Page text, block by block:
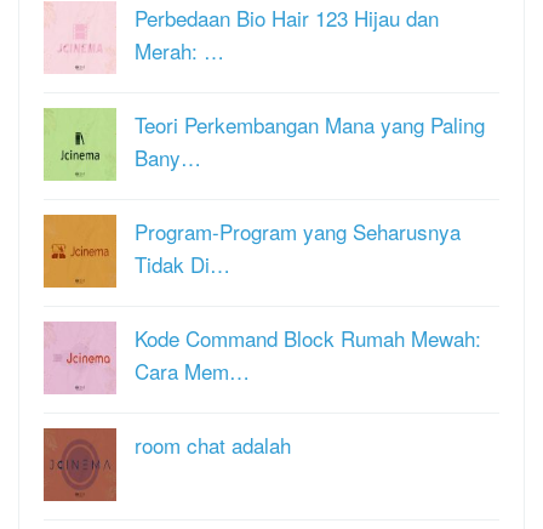
Perbedaan Bio Hair 123 Hijau dan
Merah: …
Teori Perkembangan Mana yang Paling
Bany…
Program-Program yang Seharusnya
Tidak Di…
Kode Command Block Rumah Mewah:
Cara Mem…
room chat adalah